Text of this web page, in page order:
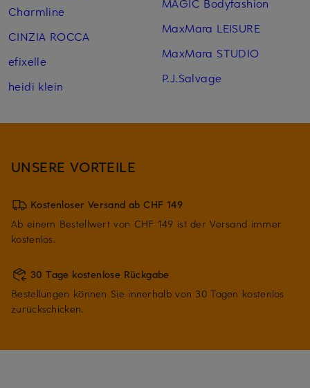
Charmline
CINZIA ROCCA
efixelle
heidi klein
MaxMara LEISURE
MaxMara STUDIO
P.J.Salvage
UNSERE VORTEILE
Kostenloser Versand ab CHF 149
Ab einem Bestellwert von CHF 149 ist der Versand immer
kostenlos.
30 Tage kostenlose Rückgabe
Bestellungen können Sie innerhalb von 30 Tagen kostenlos
zurückschicken.